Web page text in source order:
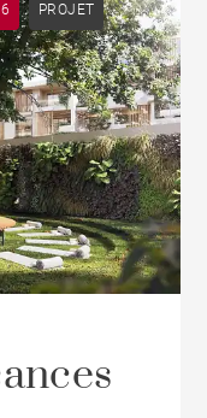
PROJET